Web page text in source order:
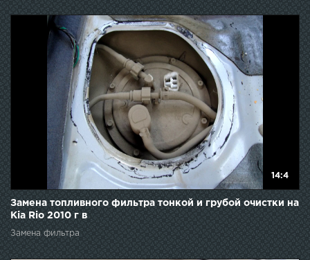
14:4
Замена топливного фильтра тонкой и грубой очистки на
Kia Rio 2010 г в
Замена фильтра